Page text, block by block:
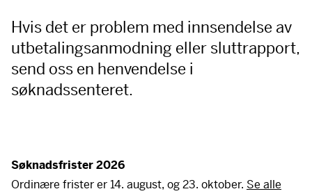
Hvis det er problem med innsendelse av
utbetalingsanmodning eller sluttrapport,
send oss en henvendelse i
søknadssenteret.
Søknadsfrister 2026
Ordinære frister er 14. august, og 23. oktober. Se alle